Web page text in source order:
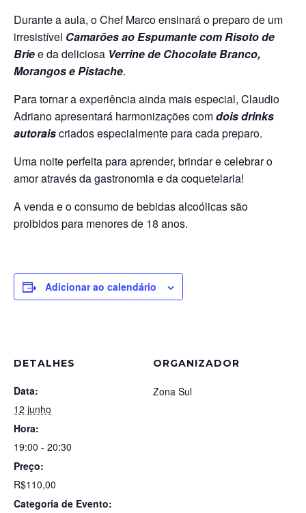
Durante a aula, o Chef Marco ensinará o preparo de um
irresistível Camarões ao Espumante com Risoto de
Briee da deliciosa Verrine de Chocolate Branco,
Morangos e Pistache.
Para tornar a experiência ainda mais especial, Claudio
Adriano apresentará harmonizações comdois drinks
autoraiscriados especialmente para cada preparo.
Uma noite perfeita para aprender, brindar e celebrar o
amor através da gastronomia e da coquetelaria!
A venda e o consumo de bebidas alcoólicas são
proibidos para menores de 18 anos.
Adicionar ao calendário
DETALHES
Data:
12 junho
Hora:
19:00 - 20:30
Preço:
R$110,00
Categoria de Evento:
ORGANIZADOR
Zona Sul